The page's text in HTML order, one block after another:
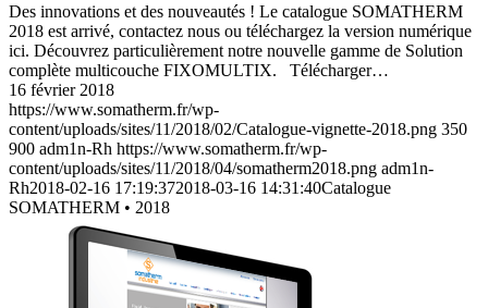
Des innovations et des nouveautés ! Le catalogue SOMATHERM
2018 est arrivé, contactez nous ou téléchargez la version numérique
ici. Découvrez particulièrement notre nouvelle gamme de Solution
complète multicouche FIXOMULTIX. Télécharger…
16 février 2018
https://www.somatherm.fr/wp-
content/uploads/sites/11/2018/02/Catalogue-vignette-2018.png 350
900 adm1n-Rh https://www.somatherm.fr/wp-
content/uploads/sites/11/2018/04/somatherm2018.png adm1n-
Rh2018-02-16 17:19:372018-03-16 14:31:40Catalogue
SOMATHERM • 2018